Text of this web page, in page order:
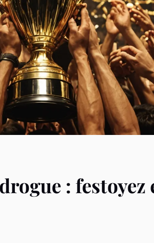
: festoyez